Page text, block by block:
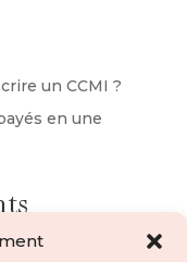
un CCMI ?
en une